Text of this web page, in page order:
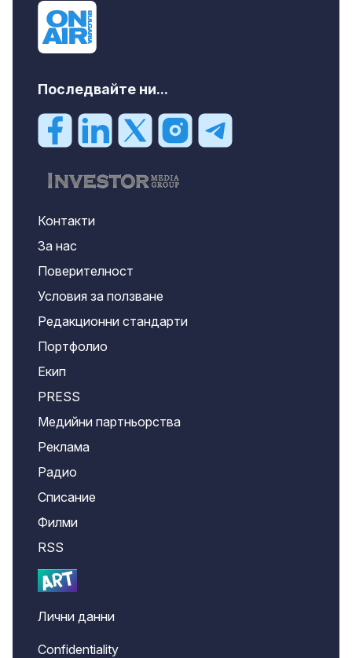
Последвайте ни...
Контакти
За нас
Поверителност
Условия за ползване
Редакционни стандарти
Портфолио
Екип
PRESS
Медийни партньорства
Реклама
Радио
Списание
Филми
RSS
Лични данни
Confidentiality